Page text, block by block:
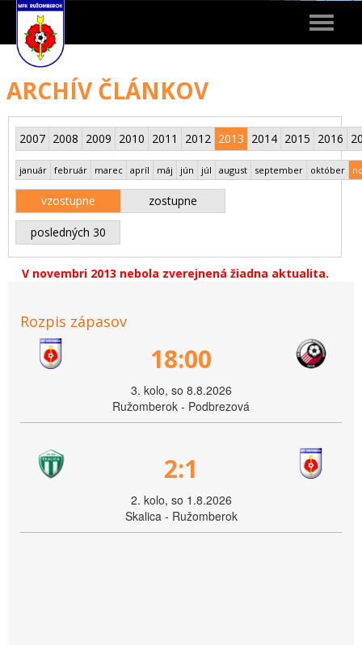
Toggle
ARCHÍV ČLÁNKOV
2007 2008 2009 2010 2011 2012 2013 2014 2015 2016
január február marec apríl máj jún júl august september október
vzostupne zostupne
posledných 30
V novembri 2013 nebola zverejnená žiadna aktualita.
Rozpis zápasov
18:00
3. kolo, so 8.8.2026
Ružomberok - Podbrezová
2:1
2. kolo, so 1.8.2026
Skalica - Ružomberok